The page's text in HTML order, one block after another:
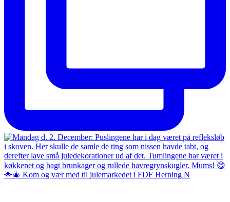
🌟🎄 Kom og vær med til julemarkedet i FDF Herning N